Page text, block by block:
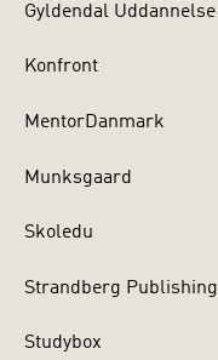
Gyldendal Uddannelse
Konfront
MentorDanmark
Munksgaard
Skoledu
Strandberg Publishing
Studybox